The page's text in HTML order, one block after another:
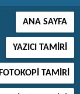
ANA SAYFA
YAZICI TAMIRI
FOTOKOPI TAMIRI